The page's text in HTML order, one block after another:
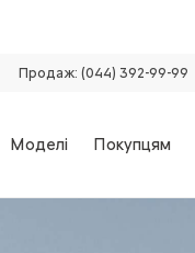
Продаж: (044) 392-99-99
Моделі Покупцям